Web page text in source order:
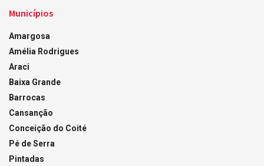
Municípios
Amargosa
Amélia Rodrigues
Araci
Baixa Grande
Barrocas
Cansanção
Conceição do Coité
Pé de Serra
Pintadas